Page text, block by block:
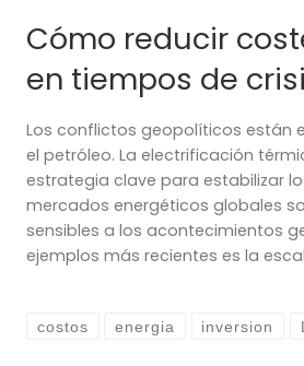
Cómo reducir
en tiempos de
Los conflictos geopolíticos están
el petróleo. La electrificación
estrategia clave para estabilizar
mercados energéticos globales
sensibles a los acontecimientos
ejemplos más recientes es la
costos energia inversion